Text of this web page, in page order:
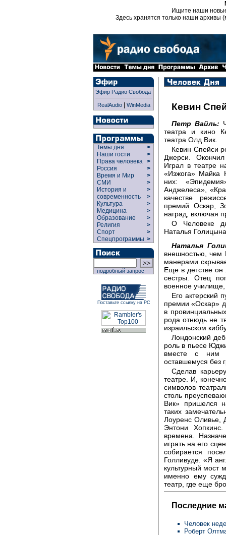
Ищите наши
Здесь хранятся только наши архивы
Эфир Радио Свобода
RealAudio| WinMedia
Темы дня
>
Наши гости
>
Права человека >
Россия
>
Время и Мир
>
СМИ
>
История и
современность
>
>
Культура
>
Медицина
>
Образование
>
Религия
>
Спорт
>
Спецпрограммы >
подробный запрос
Поставьте ссылку на РС
Кевин
Петр Вайль:
театра и кино
театра Олд Вик.
Кевин Спейси
Джерси. Окончил
Играл в театре
«Изжога» Майка
них:
Анджелеса»,
качестве
премий Оскар,
наград, включая
О Человеке
Наталья
Наталья
внешностью, чем
манерами
Еще в детстве он
сестры. Отец
военное училище,
Его актерский
премии «Оскар»
в
рода отнюдь не
израильском
Лондонский
роль в пьесе
вместе с ним
оставшемуся без
Сделав
театре. И,
символов
столь
Вик» пришелся
таких
Лоуренс Оливье,
Энтони
времена.
играть на его
собирается
Голливуде. «Я
культурный мост
именно ему
театр, где еще
Последние
Человек
Роберт